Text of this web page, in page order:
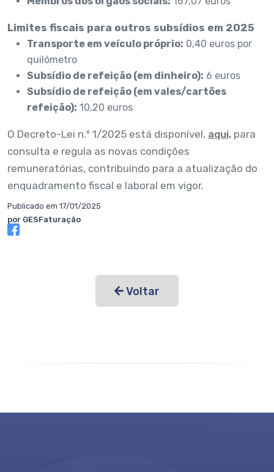
Limites fiscais para outros subsídios em 2025
Transporte em veículo próprio: 0,40 euros por
quilómetro
Subsídio de refeição (em dinheiro): 6 euros
Subsídio de refeição (em vales/cartões
refeição): 10,20 euros
O Decreto-Lei n.º 1/2025 está disponível, aqui, para
consulta e regula as novas condições
remuneratórias, contribuindo para a atualização do
enquadramento fiscal e laboral em vigor.
Publicado em 17/01/2025
por GESFaturação
Voltar